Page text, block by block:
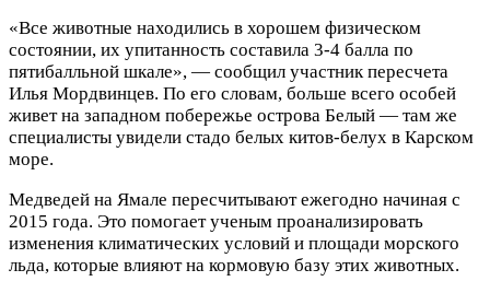
«Все животные находились в хорошем физическом
состоянии, их упитанность составила 3-4 балла по
пятибалльной шкале», — сообщил участник пересчета
Илья Мордвинцев. По его словам, больше всего особей
живет на западном побережье острова Белый — там же
специалисты увидели стадо белых китов-белух в Карском
море.
Медведей на Ямале пересчитывают ежегодно начиная с
2015 года. Это помогает ученым проанализировать
изменения климатических условий и площади морского
льда, которые влияют на кормовую базу этих животных.